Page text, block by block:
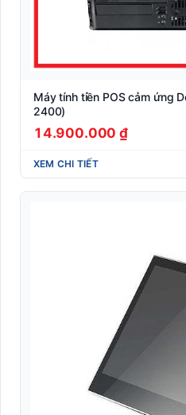
Máy tính tiền POS cảm ứng
2400)
14.900.000 ₫
XEM CHI TIẾT